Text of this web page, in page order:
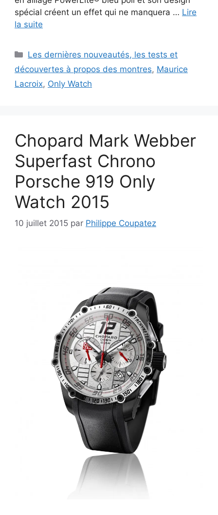
spécial créent un effet qui ne manquera … Lire
la suite
Catégories
Les dernières nouveautés, les tests et
découvertes à propos des montres, Maurice
Lacroix, Only Watch
Chopard Mark Webber
Superfast Chrono
Porsche 919 Only
Watch 2015
10 juillet 2015 par Philippe Coupatez